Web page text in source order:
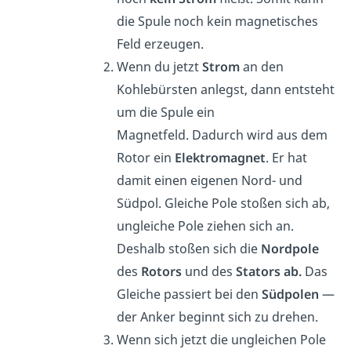
die Spule noch kein magnetisches
Feld erzeugen.
Wenn du jetztStroman den
Kohlebürsten anlegst, dann entsteht
um die Spule ein
Magnetfeld. Dadurch wird aus dem
Rotor ein Elektromagnet. Er hat
damit einen eigenen Nord- und
Südpol. Gleiche Pole stoßen sich ab,
ungleiche Pole ziehen sich an.
Deshalb stoßen sich die Nordpole
des Rotors und desStators ab. Das
Gleiche passiert bei denSüdpolen—
der Anker beginnt sich zu drehen.
Wenn sich jetzt die ungleichen Pole